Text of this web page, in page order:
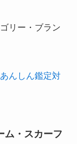
リー・ブラン
んしん鑑定対
ム・スカーフ